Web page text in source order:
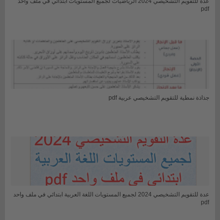
pdf
جذاذة نمطية للتقويم التشخيصي عربية pdf
عدة للتقويم التشخيصي 2024 لجميع المستويات اللغة العربية ابتدائي في ملف واحد
pdf